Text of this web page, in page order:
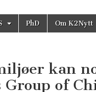
PhD Om K2Nytt
kan
of